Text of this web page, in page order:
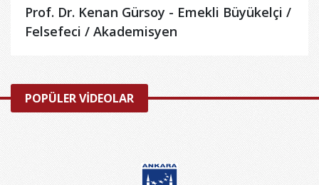
Prof. Dr. Kenan Gürsoy - Emekli Büyükelçi /
Felsefeci / Akademisyen
POPÜLER VİDEOLAR